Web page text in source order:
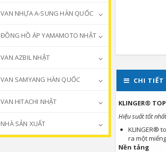
CHI TIẾT
KLINGER®
Hiệu suất tốt
KLINGER®
ra một
Nền tảng
VAN NHỰA A-SUNG HÀN QUỐC
ĐỒNG HỒ ÁP YAMAMOTO NHẬT
VAN AZBIL NHẬT
VAN SAMYANG HÀN QUỐC
VAN HITACHI NHẬT
NHÀ SẢN XUẤT